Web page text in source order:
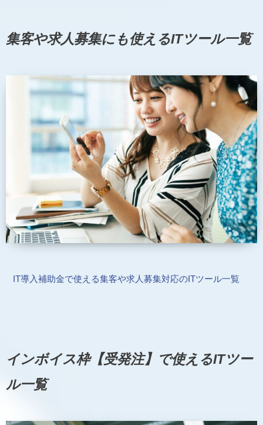
集客や求人募集にも使えるITツール一覧
IT導入補助金で使える集客や求人募集対応のITツール一覧
インボイス枠【受発注】で使えるITツー
ル一覧